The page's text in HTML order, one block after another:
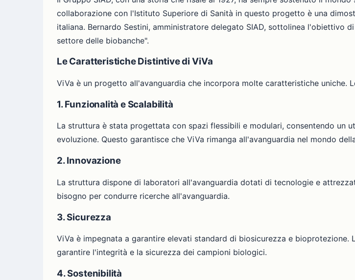
collaborazione con l'Istituto Superiore di Sanità in questo progetto è una
italiana. Bernardo Sestini, amministratore delegato SIAD, sottolinea l'obiettivo
settore delle biobanche".
Le Caratteristiche Distintive di ViVa
ViVa è un progetto all'avanguardia che incorpora molte caratteristiche uniche.
1. Funzionalità e Scalabilità
La struttura è stata progettata con spazi flessibili e modulari, consentendo un
evoluzione. Questo garantisce che ViVa rimanga all'avanguardia nel mondo
2. Innovazione
La struttura dispone di laboratori all'avanguardia dotati di tecnologie e
bisogno per condurre ricerche all'avanguardia.
3. Sicurezza
ViVa è impegnata a garantire elevati standard di biosicurezza e
garantire l'integrità e la sicurezza dei campioni biologici.
4. Sostenibilità